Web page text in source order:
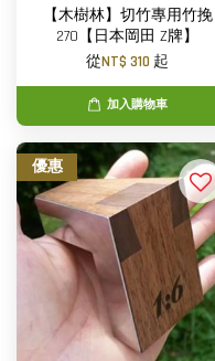
【木樹林】切竹專用竹挽
270【日本岡田 Z牌】
從NT$ 310 起
加入購物車
優惠